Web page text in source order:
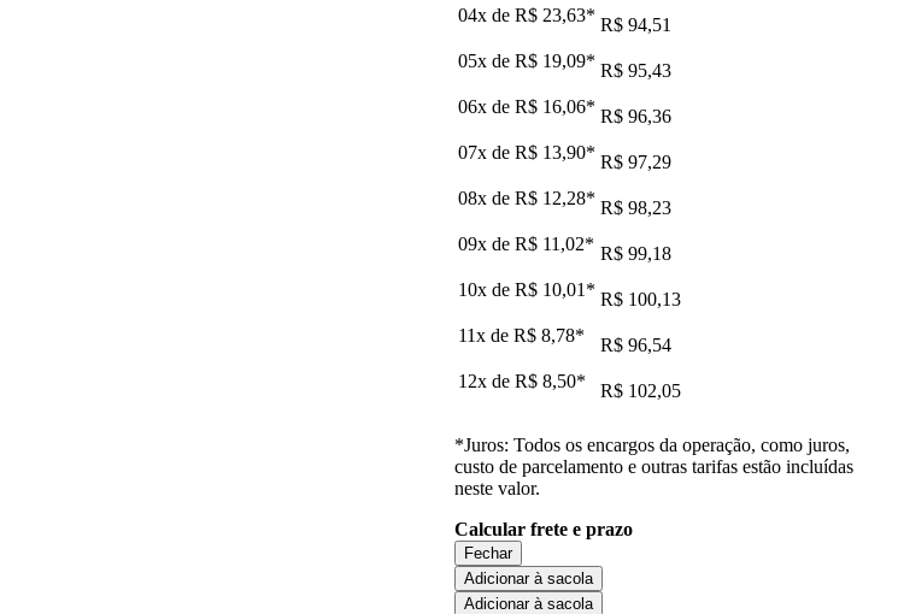
04x de R$ 23,63* R$ 94,51
05x de R$ 19,09* R$ 95,43
06x de R$ 16,06* R$ 96,36
07x de R$ 13,90* R$ 97,29
08x de R$ 12,28* R$ 98,23
09x de R$ 11,02* R$ 99,18
10x de R$ 10,01 * R$ 100,13
11x de R$ 8,78*
R$ 96,54
12x de R$ 8,50* R$ 102,05
*Juros: Todos os encargos da operação, como juros,
custo de parcelamento e outras tarifas estão incluídas
neste valor.
Calcular frete e prazo
Fechar
Adicionar à sacola
Adicionar à sacola